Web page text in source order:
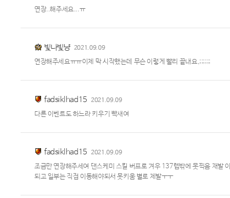
연장..해주세요...ㅠ
빛나빛냥 2021.09.09
연장해주세요ㅠㅠ이제 막 시작했는데 무슨 이렇게 빨리 끝내요,;;;;;;
fadsiklhad15 2021.09.09
다른 이벤트도 하느라 키우기 빡새여
fadsiklhad15 2021.09.09
조금만 연장해주세여 댄스케미 스킬 버프로 겨우 137렙밖에 못찍음 재발
되고 일부는 직접 이동해야되서 못키움 별로 제발ㅜㅜ